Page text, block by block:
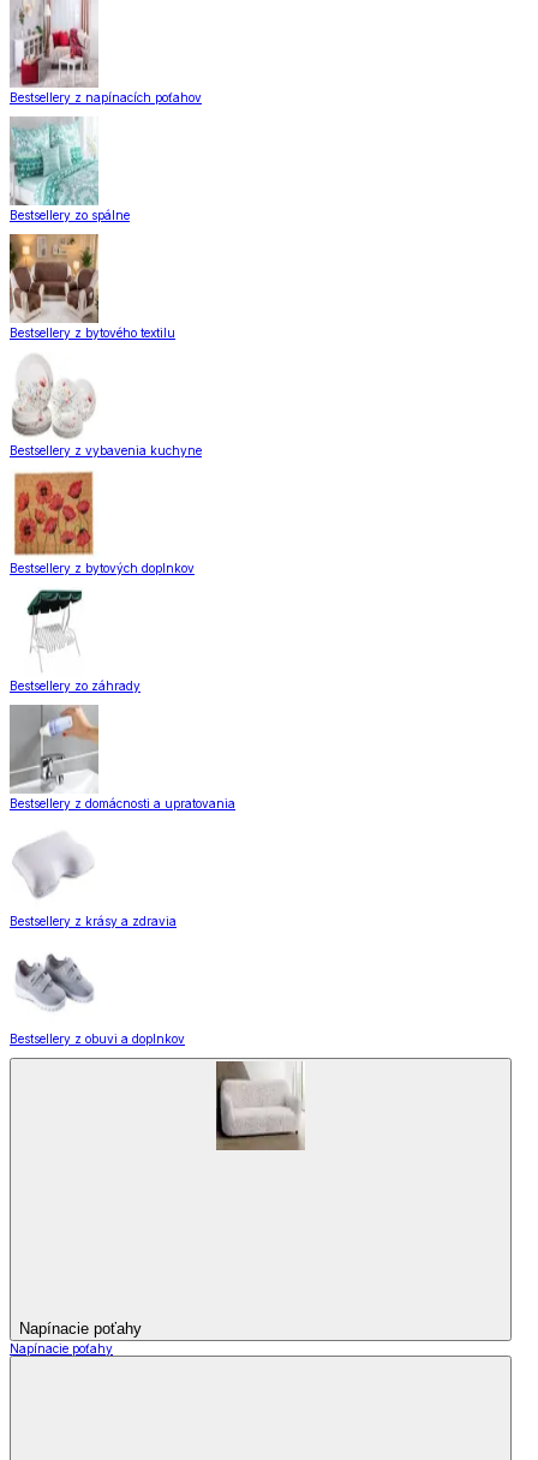
Bestsellery z napínacích poťahov
Bestsellery zo spálne
Bestsellery z bytového textilu
Bestsellery z vybavenia kuchyne
Bestsellery z bytových doplnkov
Bestsellery zo záhrady
Bestsellery z domácnosti a upratovania
Bestsellery z krásy a zdravia
Bestsellery z obuvi a doplnkov
Napínacie poťahy
Napínacie poťahy